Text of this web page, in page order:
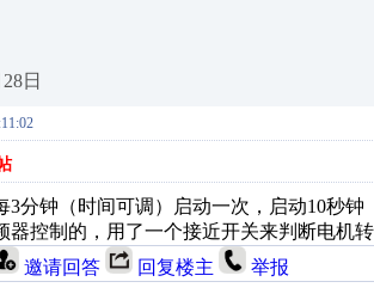
日
3分钟（时间可调）启动一次，启动10秒
器控制的，用了一个接近开关来判断电机
邀请回答 回复楼主 举报